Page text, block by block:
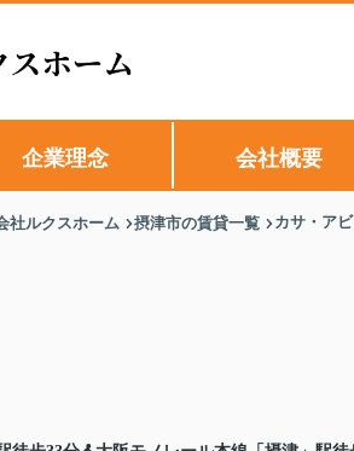
企業理念 会社概要
社ルクスホーム 摂津市の賃貸一覧 カサ・ア